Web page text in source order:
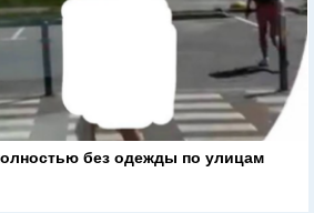
без одежды по улицам